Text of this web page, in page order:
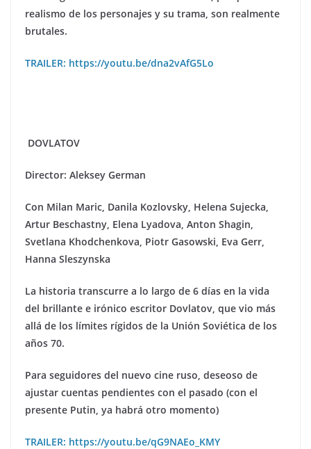
realismo de los personajes y su trama, son realmente
brutales.
TRAILER: https://youtu.be/dna2vAfG5Lo
DOVLATOV
Director: Aleksey German
Con Milan Maric, Danila Kozlovsky, Helena Sujecka,
Artur Beschastny, Elena Lyadova, Anton Shagin,
Svetlana Khodchenkova, Piotr Gasowski, Eva Gerr,
Hanna Sleszynska
La historia transcurre a lo largo de 6 días en la vida
del brillante e irónico escritor Dovlatov, que vio más
allá de los límites rígidos de la Unión Soviética de los
años 70.
Para seguidores del nuevo cine ruso, deseoso de
ajustar cuentas pendientes con el pasado (con el
presente Putin, ya habrá otro momento)
TRAILER: https://youtu.be/qG9NAEo_KMY